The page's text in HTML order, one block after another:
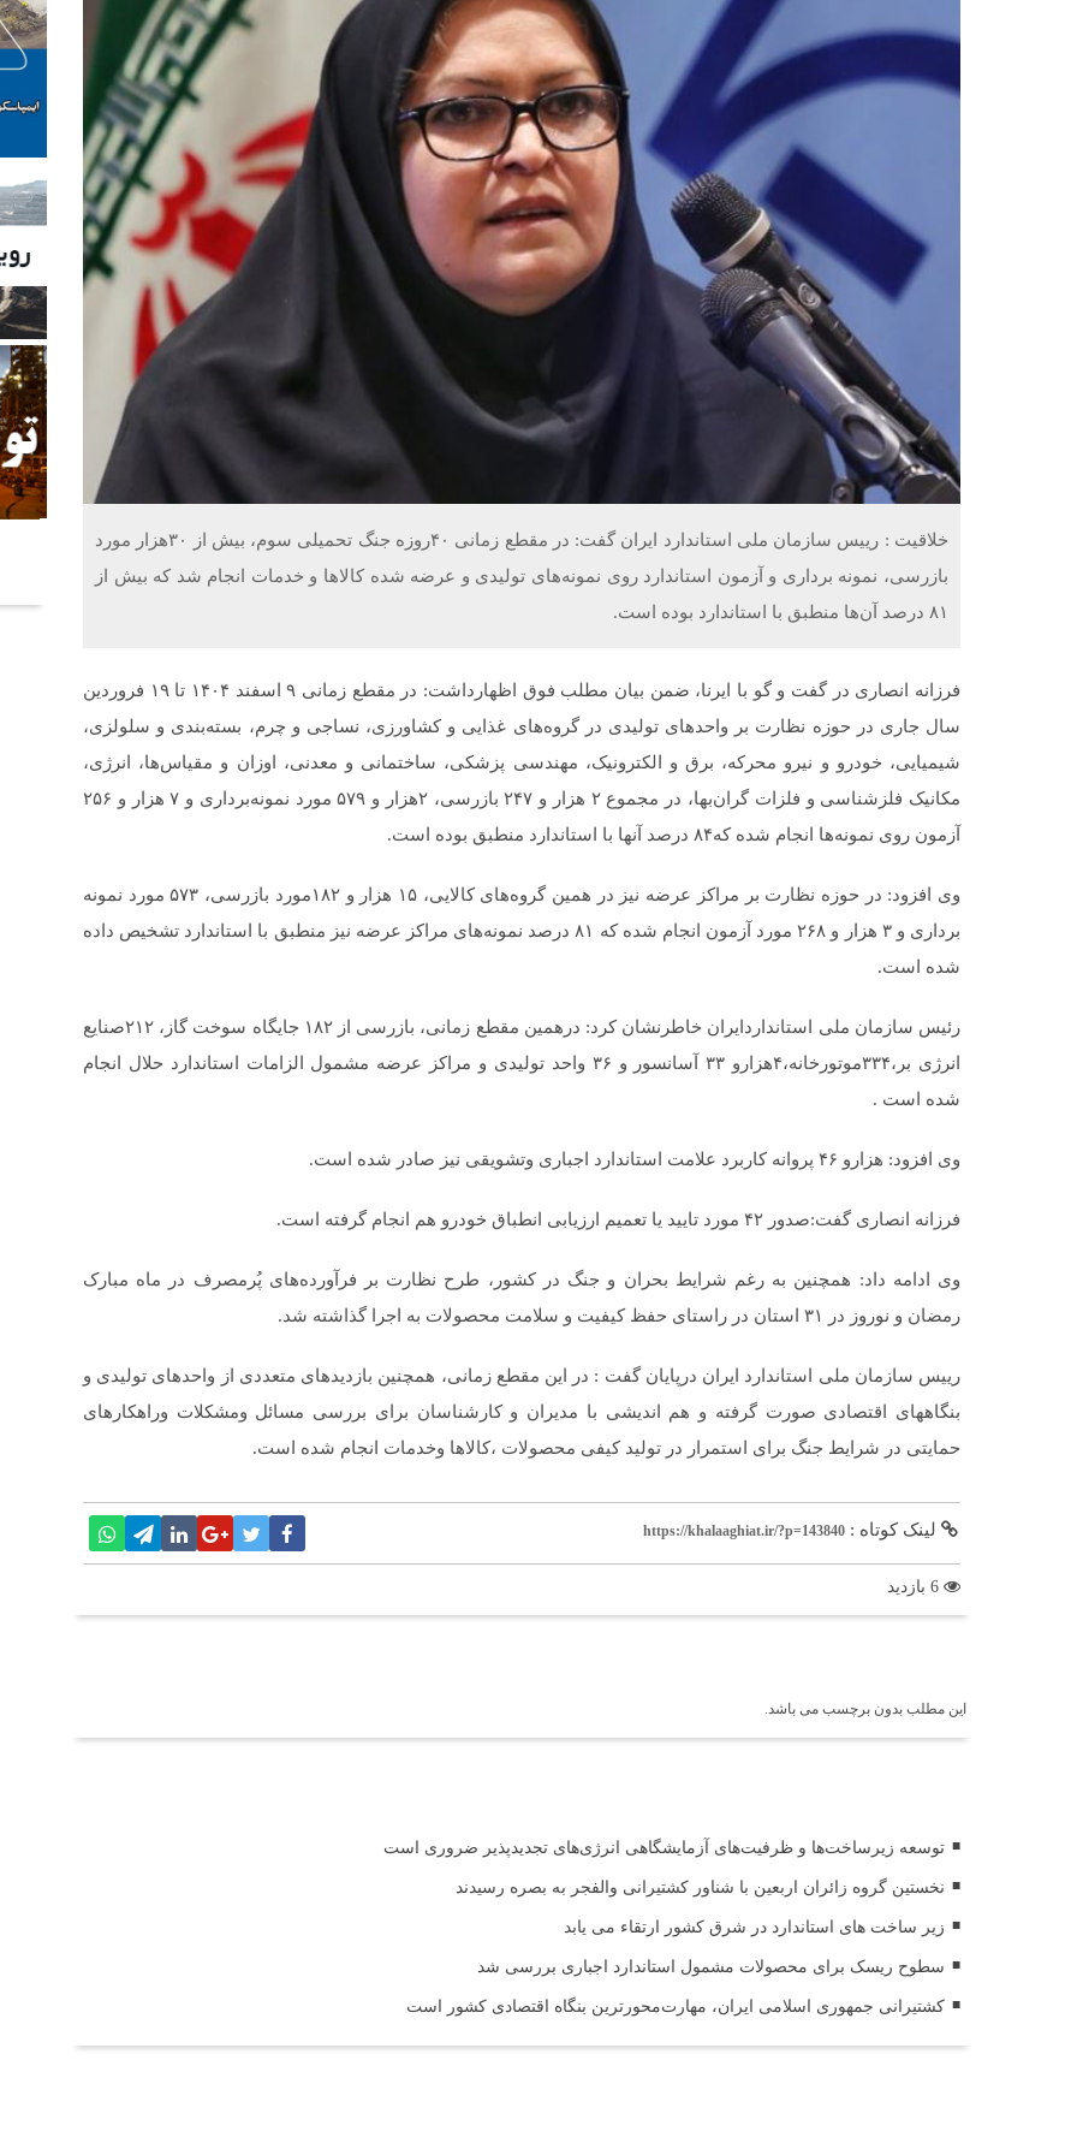
خلاقیت : رییس سازمان ملی استاندارد ایران گفت: در مقطع زمانی ۴۰روزه جنگ تحمیلی سوم، بیش از ۳۰هزار مورد
بازرسی، نمونه برداری و آزمون استاندارد روی نمونه‌های تولیدی و عرضه شده کالاها و خدمات انجام شد که بیش از
۸۱ درصد آن‌ها منطبق با استاندارد بوده است.
فرزانه انصاری در گفت و گو با ایرنا، ضمن بیان مطلب فوق اظهارداشت: در مقطع زمانی ۹ اسفند ۱۴۰۴ تا ۱۹ فروردین
سال جاری در حوزه نظارت بر واحدهای تولیدی در گروه‌های غذایی و کشاورزی، نساجی و چرم، بسته‌بندی و سلولزی،
شیمیایی، خودرو و نیرو محرکه، برق و الکترونیک، مهندسی پزشکی، ساختمانی و معدنی، اوزان و مقیاس‌ها، انرژی،
مکانیک فلزشناسی و فلزات گران‌بها، در مجموع ۲ هزار و ۲۴۷ بازرسی، ۲هزار و ۵۷۹ مورد نمونه‌برداری و ۷ هزار و ۲۵۶
آزمون روی نمونه‌ها انجام شده که۸۴ درصد آنها با استاندارد منطبق بوده است.
وی افزود: در حوزه نظارت بر مراکز عرضه نیز در همین گروه‌های کالایی، ۱۵ هزار و ۱۸۲مورد بازرسی، ۵۷۳ مورد نمونه
برداری و ۳ هزار و ۲۶۸ مورد آزمون انجام شده که ۸۱ درصد نمونه‌های مراکز عرضه نیز منطبق با استاندارد تشخیص داده
شده است.
رئیس سازمان ملی استانداردایران خاطرنشان کرد: درهمین مقطع زمانی، بازرسی از ۱۸۲ جایگاه سوخت گاز، ۲۱۲صنایع
انرژی بر،۳۳۴موتورخانه،۴هزارو ۳۳ آسانسور و ۳۶ واحد تولیدی و مراکز عرضه مشمول الزامات استاندارد حلال انجام
شده است ‌.
وی افزود: هزارو ۴۶ پروانه کاربرد علامت استاندارد اجباری وتشویقی نیز صادر شده است.
فرزانه انصاری گفت:صدور ۴۲ مورد تایید یا تعمیم ارزیابی انطباق خودرو هم انجام گرفته است.
وی ادامه داد: همچنین به رغم شرایط بحران و جنگ در کشور، طرح نظارت بر فرآورده‌های پُرمصرف در ماه مبارک
رمضان و نوروز در ۳۱ استان در راستای حفظ کیفیت و سلامت محصولات به اجرا گذاشته شد.
رییس سازمان ملی استاندارد ایران درپایان گفت : در این مقطع زمانی، همچنین بازدیدهای متعددی از واحدهای تولیدی و
بنگاههای اقتصادی صورت گرفته و هم اندیشی با مدیران و کارشناسان برای بررسی مسائل ومشکلات وراهکارهای
حمایتی در شرایط جنگ برای استمرار در تولید کیفی محصولات ،کالاها وخدمات انجام شده است.
لینک کوتاه : https://khalaaghiat.ir/?p=143840
این مطلب بدون برچسب می باشد.
توسعه زیرساخت‌ها و ظرفیت‌های آزمایشگاهی انرژی‌های تجدیدپذیر ضروری است
نخستین گروه زائران اربعین با شناور کشتیرانی والفجر به بصره رسیدند
زیر ساخت های استاندارد در شرق کشور ارتقاء می یابد
سطوح ریسک برای محصولات مشمول استاندارد اجباری بررسی شد
کشتیرانی جمهوری اسلامی ایران، مهارت‌محورترین بنگاه اقتصادی کشور است